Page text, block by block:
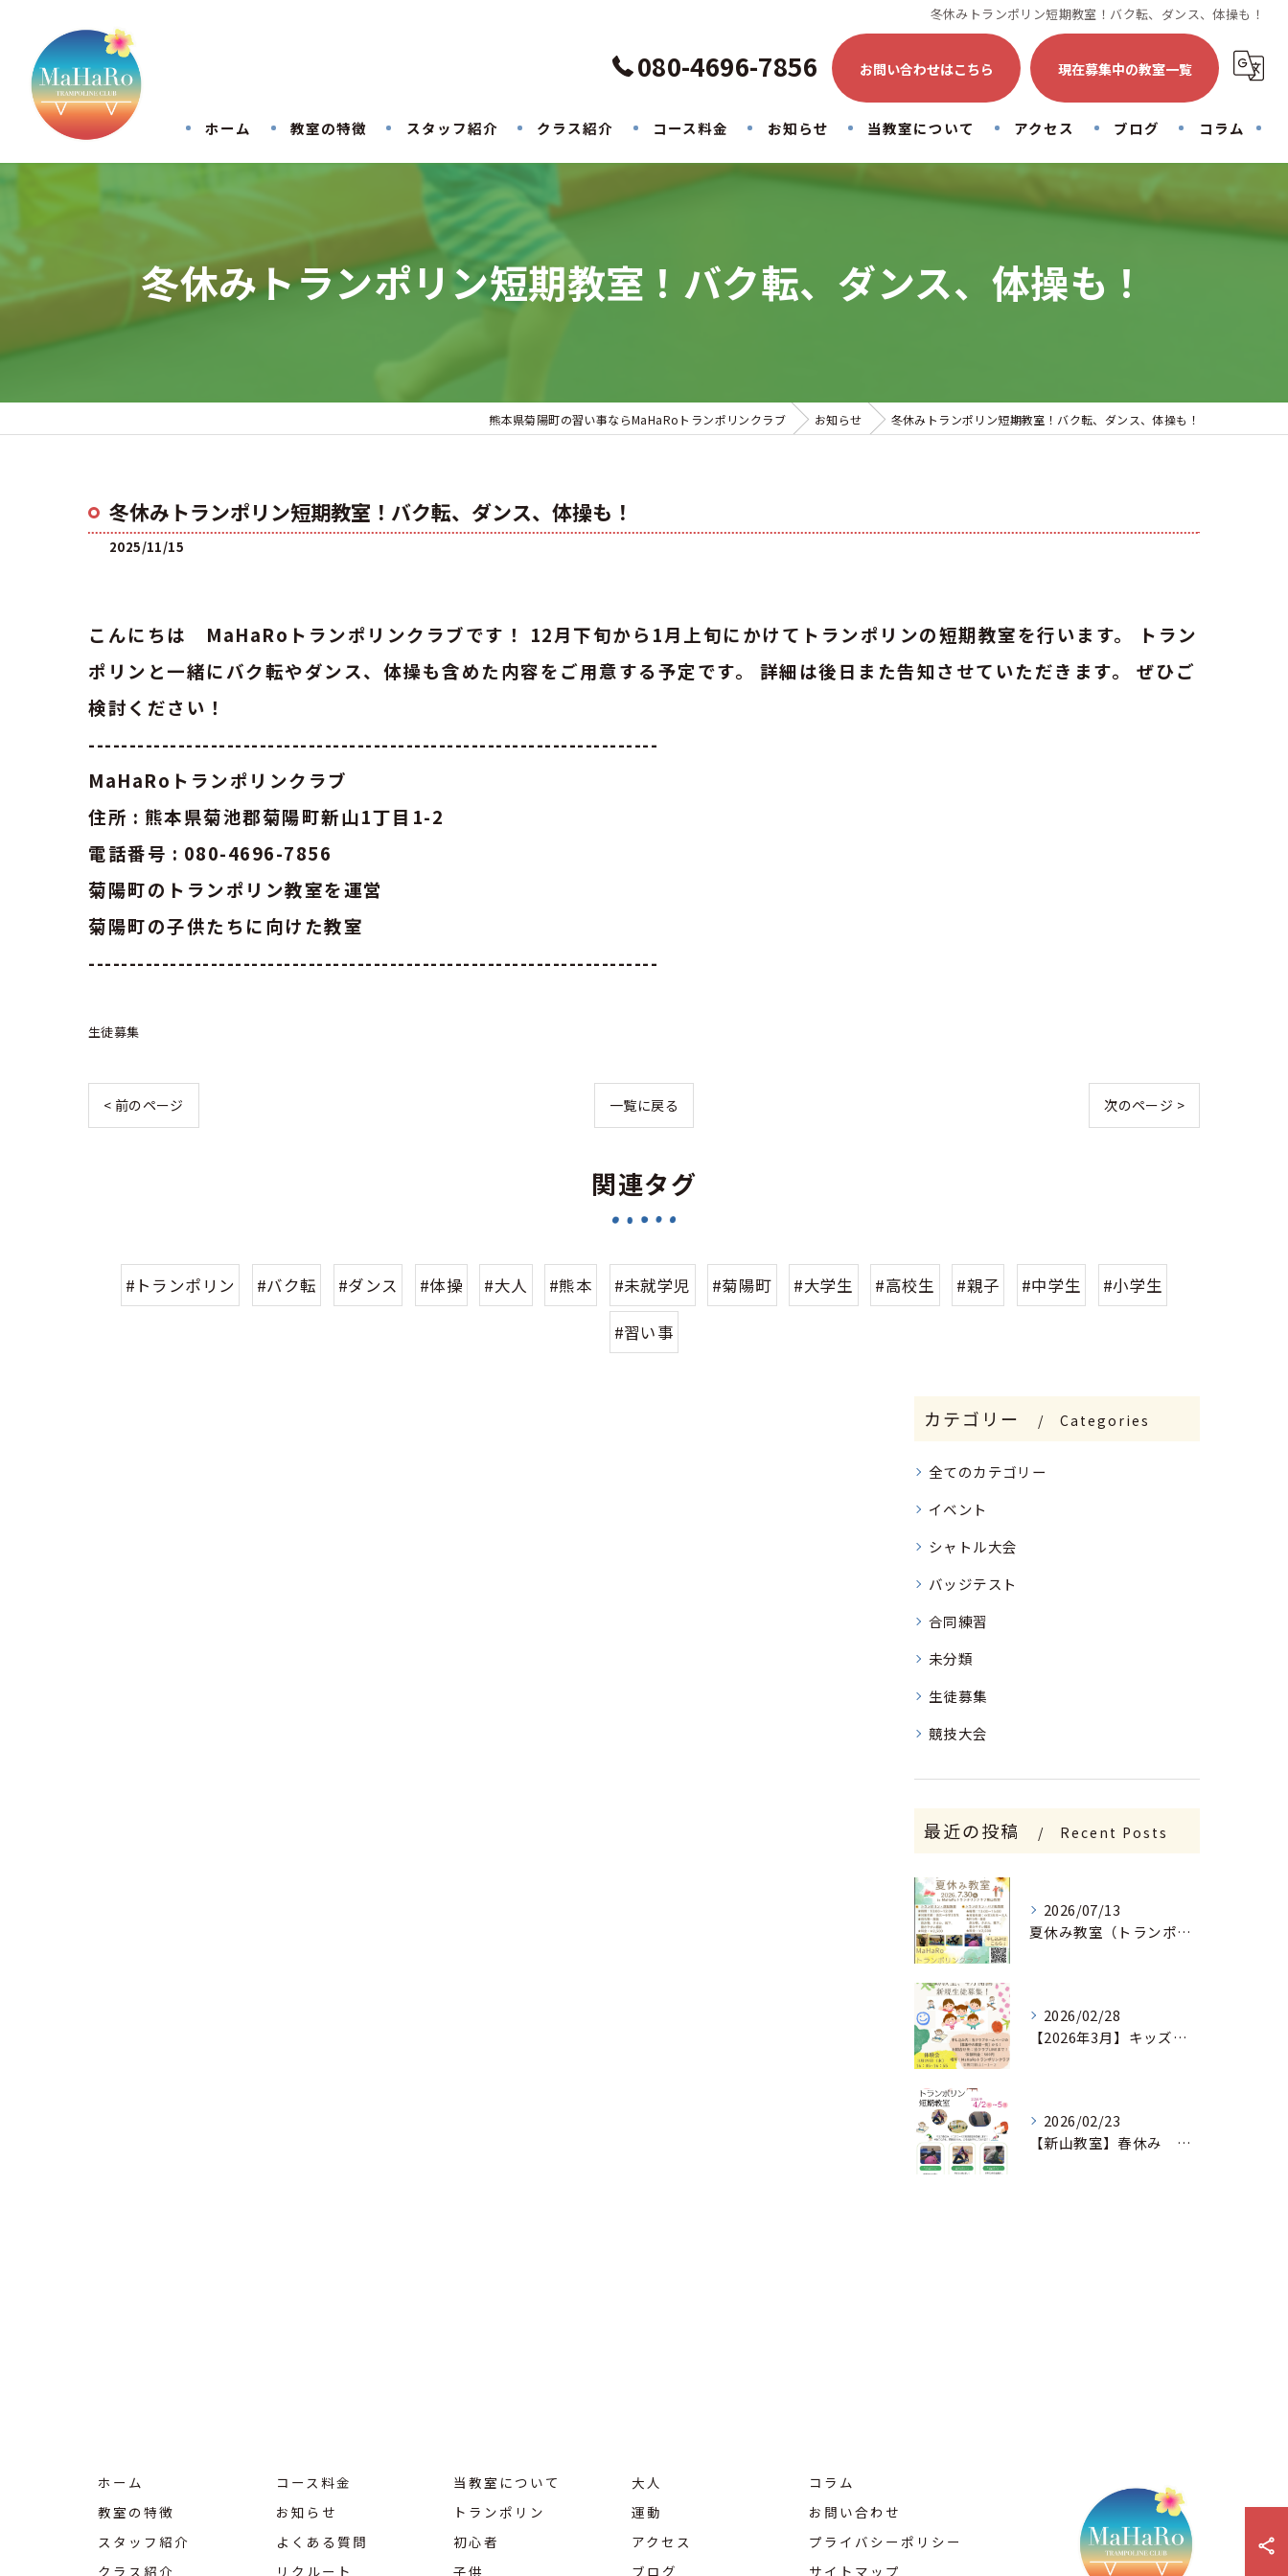
冬休みトランポリン短期教室！バク転、ダンス、体操も！
080-4696-7856 お問い合わせはこちら 現在募集中の教室一覧
ホーム 教室の特徴 スタッフ紹介 クラス紹介 コース料金 お知らせ 当教室について
トランポリン
子供
アクセス ブログ コラム
冬休みトランポリン短期教室！バク転、ダンス、体操も！
熊本県菊陽町の習い事ならMaHaRoトランポリンクラブ お知らせ 冬休みトランポリン短期教室！バク転、ダンス、体操も！
冬休みトランポリン短期教室！バク転、ダンス、体操も！
2025/11/15
こんにちは MaHaRoトランポリンクラブです！ 12月下旬から1月上旬にかけてトランポリンの短期教室を行います。 トラン
ポリンと一緒にバク転やダンス、体操も含めた内容をご用意する予定です。 詳細は後日また告知させていただきます。 ぜひご
検討ください！
----------------------------------------------------------------------
MaHaRoトランポリンクラブ
住所 : 熊本県菊池郡菊陽町新山1丁目1-2
電話番号 : 080-4696-7856
菊陽町のトランポリン教室を運営
菊陽町の子供たちに向けた教室
----------------------------------------------------------------------
生徒募集
< 前のページ 一覧に戻る 次のページ >
関連タグ
#トランポリン #バク転 #ダンス #体操 #大人 #熊本 #未就学児 #菊陽町 #大学生 #高校生 #親子 #中学生 #小学生
#習い事
カテゴリー Categories
全てのカテゴリー
イベント
シャトル大会
バッジテスト
合同練習
未分類
生徒募集
競技大会
最近の投稿 Recent Posts
2026/07/13
夏休み教室（トランポリン・運動教室、トランポリン・バク転教室）申込開始しました。
2026/02/28
【2026年3月】キッズ運動教室の体験会申込開始しました。
2026/02/23
【新山教室】春休み 短期教室（トランポリン＆バク転＆親子ヨガ＆運動教室）申込開始しました
ホーム
教室の特徴
スタッフ紹介
クラス紹介
コース料金
お知らせ
よくある質問
リクルート
当教室について
トランポリン
初心者
子供
大人
運動
アクセス
ブログ
コラム
お問い合わせ
プライバシーポリシー
サイトマップ